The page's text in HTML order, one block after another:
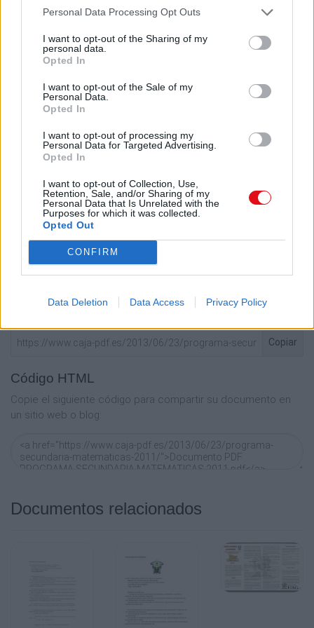
Personal Data Processing Opt Outs
I want to opt-out of the Sharing of my
personal data.
Opted In
I want to opt-out of the Sale of my
Personal Data.
Opted In
I want to opt-out of processing my
Personal Data for Targeted Advertising.
Opted In
I want to opt-out of Collection, Use,
Retention, Sale, and/or Sharing of my
Personal Data that Is Unrelated with the
Purposes for which it was collected.
Opted Out
CONFIRM
Data Deletion Data Access Privacy Policy
PROGRAMAS DE ESTUDIO 2011
GUÍA PARA EL MAESTRO
Coordinación general DGDC
Coordinación general DGFCMS
Coordinación académica
Noemí García García
Coordinación académica
Jesús Pólito Olvera y Adriana Goretty López
Gamboa
Responsable de contenidos
Hugo Balbuena Corro
Rosa María Farfán Márquez, Gisela Montiel
y Gabriela Buendía Ábalos
Enrique Morales Espinosa, Rosa María Nicolás
Mora
y Natividad Rojas Velázquez
Daniela Reyes Gasperini, Rubén Alejandro
Gutiérrez
Adrián, Adriana Moreno Valdez, Claudia
Güemez y Rebeca Flores García
COORDINACIÓN DE DISEÑO
Mario Enrique Valdes Castillo
Comparte el documento
Enlace a esta página
Enlace permanente
Utilice el enlace permanente a la página de descarga del
documento para compartir su documento en Facebook,
LinkedIn.. O directamente en contacto con el correo
electrónico, Messenger, Whatsapp, Line..
Copiar
Código HTML
Copie el siguiente código para compartir su documento en
un sitio web o blog:
Documentos relacionados